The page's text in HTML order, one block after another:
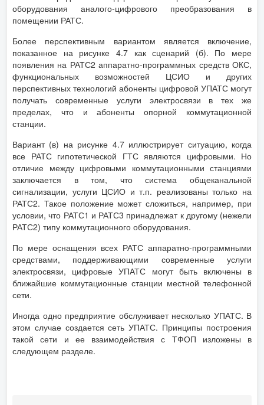
оборудования аналого-цифрового преобразования в
помещении РАТС.
Более перспективным вариантом является включение,
показанное на рисунке 4.7 как сценарий (б). По мере
появления на РАТС2 аппаратно-программных средств ОКС,
функциональных возможностей ЦСИО и других
перспективных технологий абоненты цифровой УПАТС могут
получать современные услуги электросвязи в тех же
пределах, что и абоненты опорной коммутационной
станции.
Вариант (в) на рисунке 4.7 иллюстрирует ситуацию, когда
все РАТС гипотетической ГТС являются цифровыми. Но
отличие между цифровыми коммутационными станциями
заключается в том, что система общеканальной
сигнализации, услуги ЦСИО и т.п. реализованы только на
РАТС2. Такое положение может сложиться, например, при
условии, что РАТС1 и РАТС3 принадлежат к другому (нежели
РАТС2) типу коммутационного оборудования.
По мере оснащения всех РАТС аппаратно-программными
средствами, поддерживающими современные услуги
электросвязи, цифровые УПАТС могут быть включены в
ближайшие коммутационные станции местной телефонной
сети.
Иногда одно предприятие обслуживает несколько УПАТС. В
этом случае создается сеть УПАТС. Принципы построения
такой сети и ее взаимодействия с ТФОП изложены в
следующем разделе.